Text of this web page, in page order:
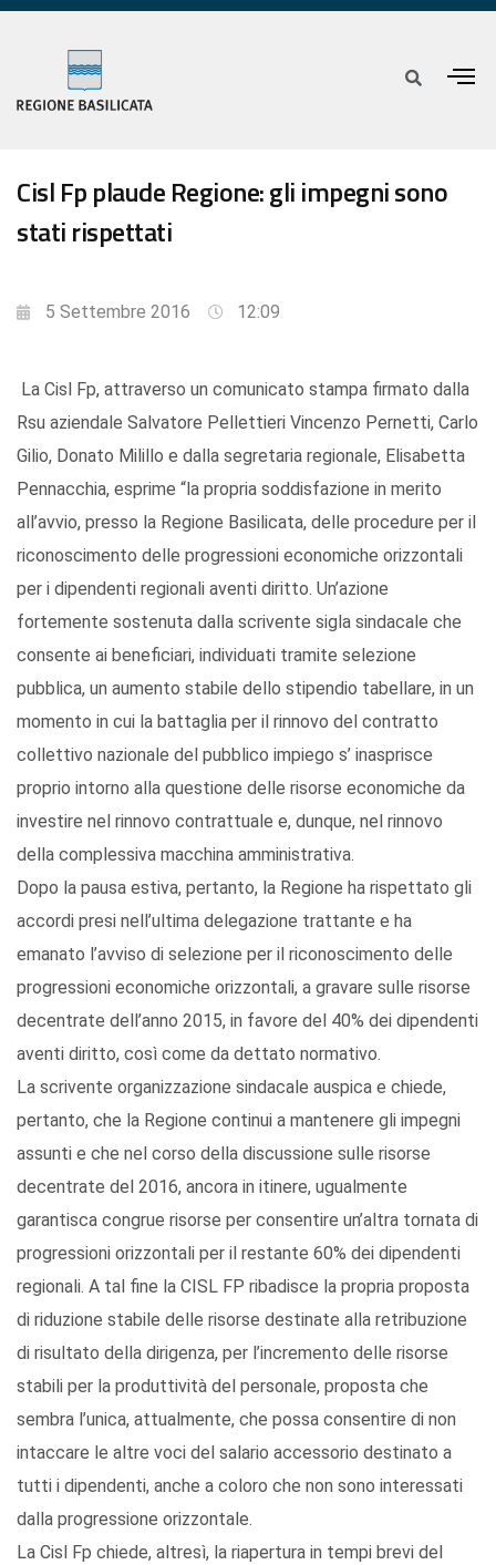
Cisl Fp plaude Regione: gli impegni sono
stati rispettati
5 Settembre 2016 12:09
La Cisl Fp, attraverso un comunicato stampa firmato dalla
Rsu aziendale Salvatore Pellettieri Vincenzo Pernetti, Carlo
Gilio, Donato Milillo e dalla segretaria regionale, Elisabetta
Pennacchia, esprime “la propria soddisfazione in merito
all’avvio, presso la Regione Basilicata, delle procedure per il
riconoscimento delle progressioni economiche orizzontali
per i dipendenti regionali aventi diritto. Un’azione
fortemente sostenuta dalla scrivente sigla sindacale che
consente ai beneficiari, individuati tramite selezione
pubblica, un aumento stabile dello stipendio tabellare, in un
momento in cui la battaglia per il rinnovo del contratto
collettivo nazionale del pubblico impiego s’ inasprisce
proprio intorno alla questione delle risorse economiche da
investire nel rinnovo contrattuale e, dunque, nel rinnovo
della complessiva macchina amministrativa.
Dopo la pausa estiva, pertanto, la Regione ha rispettato gli
accordi presi nell’ultima delegazione trattante e ha
emanato l’avviso di selezione per il riconoscimento delle
progressioni economiche orizzontali, a gravare sulle risorse
decentrate dell’anno 2015, in favore del 40% dei dipendenti
aventi diritto, così come da dettato normativo.
La scrivente organizzazione sindacale auspica e chiede,
pertanto, che la Regione continui a mantenere gli impegni
assunti e che nel corso della discussione sulle risorse
decentrate del 2016, ancora in itinere, ugualmente
garantisca congrue risorse per consentire un’altra tornata di
progressioni orizzontali per il restante 60% dei dipendenti
regionali. A tal fine la CISL FP ribadisce la propria proposta
di riduzione stabile delle risorse destinate alla retribuzione
di risultato della dirigenza, per l’incremento delle risorse
stabili per la produttività del personale, proposta che
sembra l’unica, attualmente, che possa consentire di non
intaccare le altre voci del salario accessorio destinato a
tutti i dipendenti, anche a coloro che non sono interessati
dalla progressione orizzontale.
La Cisl Fp chiede, altresì, la riapertura in tempi brevi del